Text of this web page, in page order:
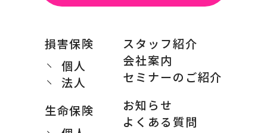
損害保険
個人
法人
生命保険
スタッフ紹介
会社案内
セミナーのご紹介
お知らせ
よくある質問